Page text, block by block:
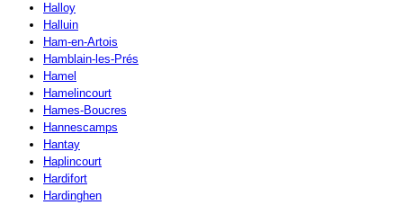
Halloy
Halluin
Ham-en-Artois
Hamblain-les-Prés
Hamel
Hamelincourt
Hames-Boucres
Hannescamps
Hantay
Haplincourt
Hardifort
Hardinghen